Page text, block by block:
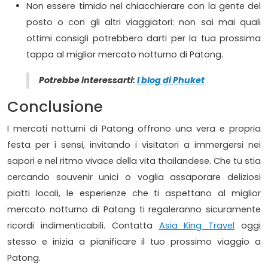
Non essere timido nel chiacchierare con la gente del
posto o con gli altri viaggiatori: non sai mai quali
ottimi consigli potrebbero darti per la tua prossima
tappa al miglior mercato notturno di Patong.
Potrebbe interessarti: I blog di Phuket
Conclusione
I mercati notturni di Patong offrono una vera e propria
festa per i sensi, invitando i visitatori a immergersi nei
sapori e nel ritmo vivace della vita thailandese. Che tu stia
cercando souvenir unici o voglia assaporare deliziosi
piatti locali, le esperienze che ti aspettano al miglior
mercato notturno di Patong ti regaleranno sicuramente
ricordi indimenticabili. Contatta Asia King Travel oggi
stesso e inizia a pianificare il tuo prossimo viaggio a
Patong.